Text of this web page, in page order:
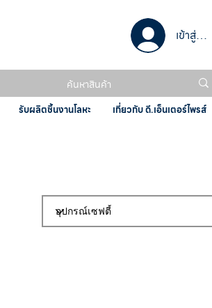
เข้าสู่ระบบ
รับผลิตชิ้นงานโลหะ เกี่ยวกับ ดี.เอ็นเตอร์ไพรส์